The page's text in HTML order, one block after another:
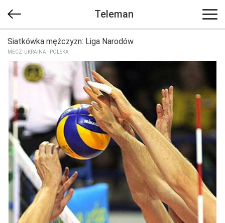
Teleman
Siatkówka mężczyzn: Liga Narodów
MECZ: UKRAINA - POLSKA